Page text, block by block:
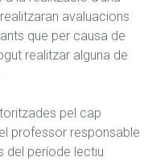
avaluacions
que per causa de
realitzar alguna de
pel cap
professor responsable
del període lectiu